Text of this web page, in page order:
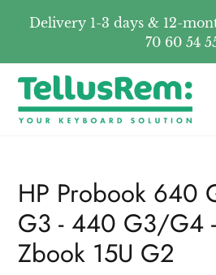
Delivery 1-3 days & 12-
70 60 54
HP Probook 640
G3 - 440 G3/G4
Zbook 15U G2